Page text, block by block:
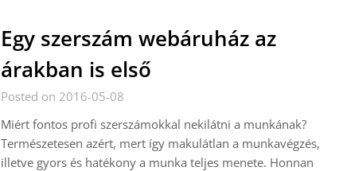
Egy szerszám webáruház az
árakban is első
Posted on 2016-05-08
Miért fontos profi szerszámokkal nekilátni a munkának?
Természetesen azért, mert így makulátlan a munkavégzés,
illetve gyors és hatékony a munka teljes menete. Honnan